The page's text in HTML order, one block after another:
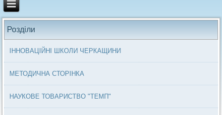
Розділи
ІННОВАЦІЙНІ ШКОЛИ ЧЕРКАЩИНИ
МЕТОДИЧНА СТОРІНКА
НАУКОВЕ ТОВАРИСТВО "ТЕМП"